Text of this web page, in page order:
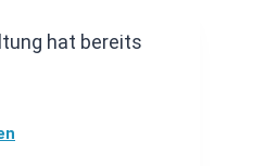
hat bereits